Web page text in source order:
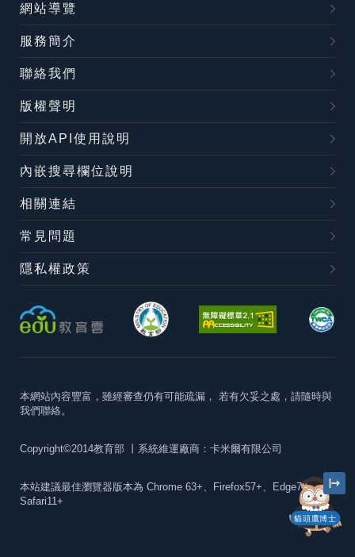
貓頭鷹博士
網站導覽
服務簡介
聯絡我們
版權聲明
開放API使用說明
內嵌搜尋欄位說明
相關連結
常見問題
隱私權政策
本網站內容豐富，雖經審查仍有可能疏漏， 若有欠妥之處，請隨時與
我們聯絡。
Copyright©2014教育部 丨系統維運廠商：卡米爾有限公司
本站建議最佳瀏覽器版本為 Chrome 63+、Firefox57+、Edge79+及
Safari11+